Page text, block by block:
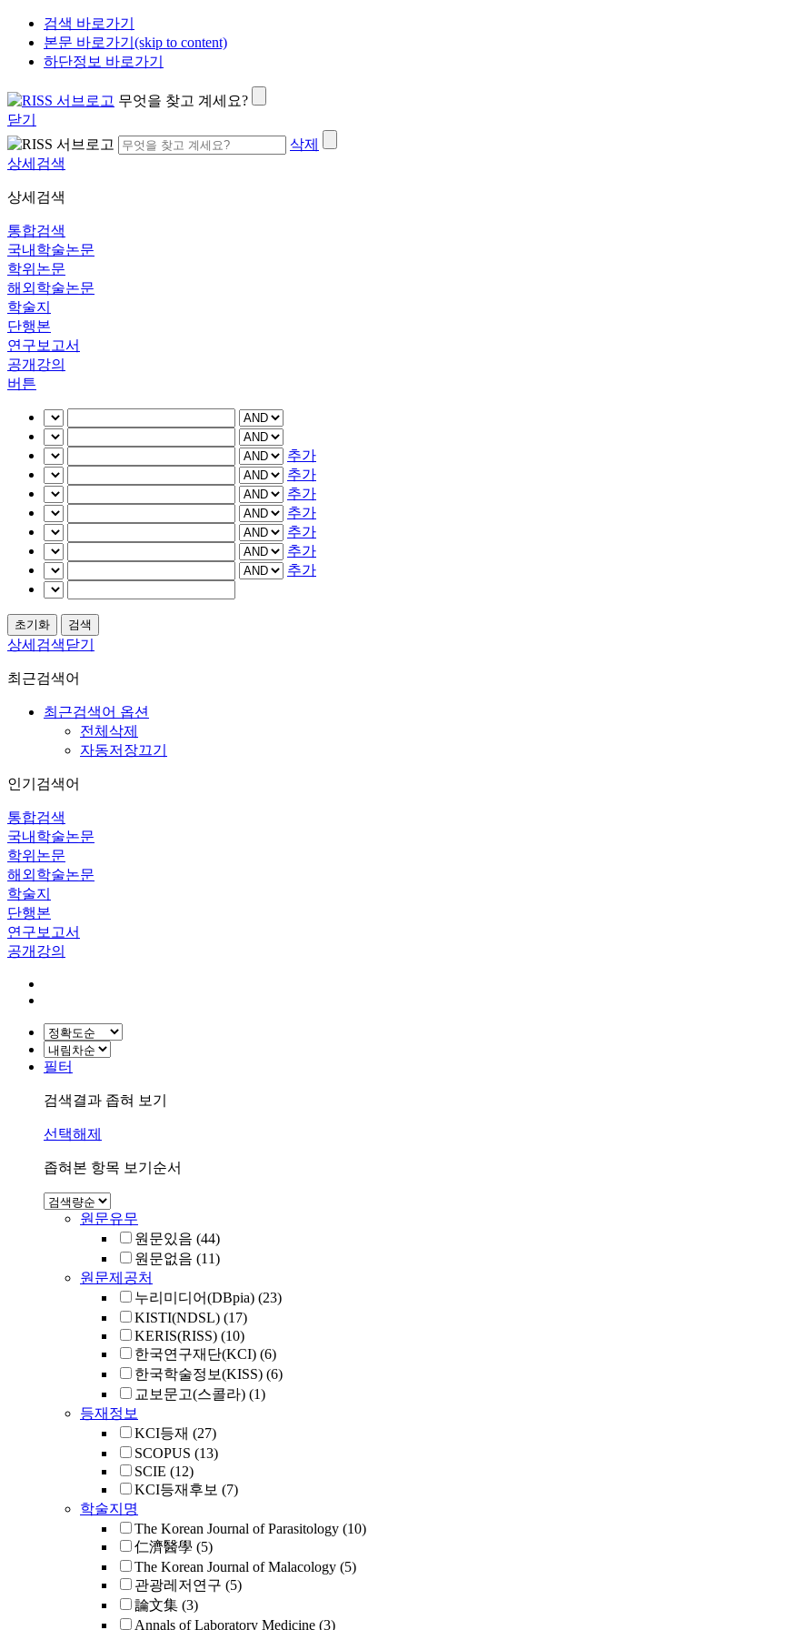
검색 바로가기
본문 바로가기(skip to content)
하단정보 바로가기
무엇을 찾고 계세요?
닫기
삭제
상세검색
상세검색
통합검색
국내학술논문
학위논문
해외학술논문
학술지
단행본
연구보고서
공개강의
버튼
추가
추가
추가
추가
추가
추가
추가
상세검색닫기
최근검색어
최근검색어 옵션
전체삭제
자동저장끄기
인기검색어
통합검색
국내학술논문
학위논문
해외학술논문
학술지
단행본
연구보고서
공개강의
필터
검색결과 좁혀 보기
선택해제
좁혀본 항목 보기순서
원문유무
원문있음 (44)
원문없음 (11)
원문제공처
누리미디어(DBpia) (23)
KISTI(NDSL) (17)
KERIS(RISS) (10)
한국연구재단(KCI) (6)
한국학술정보(KISS) (6)
교보문고(스콜라) (1)
등재정보
KCI등재 (27)
SCOPUS (13)
SCIE (12)
KCI등재후보 (7)
학술지명
The Korean Journal of Parasitology (10)
仁濟醫學 (5)
The Korean Journal of Malacology (5)
관광레저연구 (5)
論文集 (3)
Annals of Laboratory Medicine (3)